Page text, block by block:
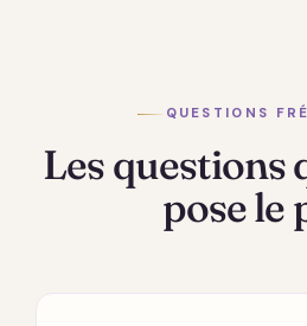
QUESTIONS
Les questions
pose le